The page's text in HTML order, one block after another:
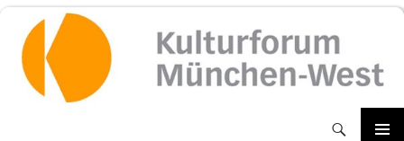
Inhalt
springen